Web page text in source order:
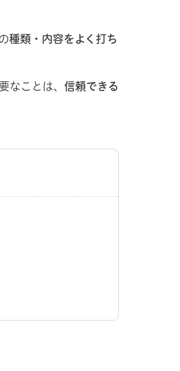
種類・内容をよく打ち
なことは、 信頼できる